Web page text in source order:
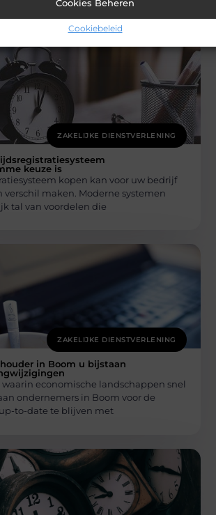
Cookies Beheren
Cookiebeleid
ZAKELIJKE DIENSTVERLENING
keuze is
kopen kan voor uw bedrijf
verschil maken. Moderne systemen
tal van voordelen die
ZAKELIJKE DIENSTVERLENING
in Boom u bijstaan
economische landschappen snel
ondernemers in Boom voor de
to-date te blijven met